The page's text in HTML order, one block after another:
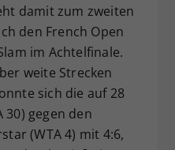
damit zum zweiten
den French Open
im Achtelfinale.
weite Strecken
sich die auf 28
30) gegen den
(WTA 4) mit 4:6,